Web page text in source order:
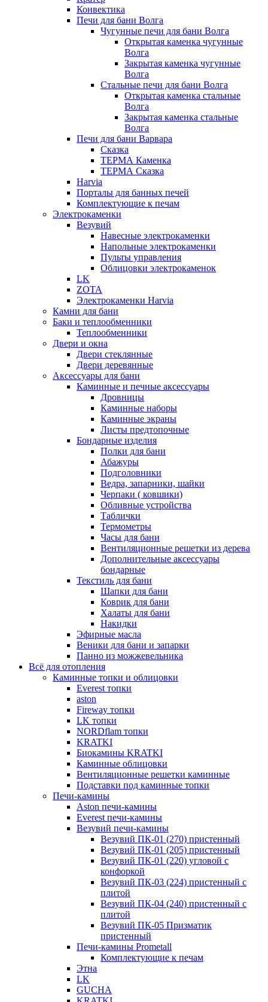
Конвектика
Печи для бани Волга
Чугунные печи для бани Волга
Открытая каменка чугунные
Волга
Закрытая каменка чугунные
Волга
Стальные печи для бани Волга
Открытая каменка стальные
Волга
Закрытая каменка стальные
Волга
Печи для бани Варвара
Сказка
ТЕРМА Каменка
ТЕРМА Сказка
Harvia
Порталы для банных печей
Комплектующие к печам
Электрокаменки
Везувий
Навесные электрокаменки
Напольные электрокаменки
Пульты управления
Облицовки электрокаменок
LK
ZOTA
Электрокаменки Harvia
Камни для бани
Баки и теплообменники
Теплообменники
Двери и окна
Двери стеклянные
Двери деревянные
Аксессуары для бани
Каминные и печные аксессуары
Дровницы
Каминные наборы
Каминные экраны
Листы предтопочные
Бондарные изделия
Полки для бани
Абажуры
Подголовники
Ведра, запарники, шайки
Черпаки ( ковшики)
Обливные устройства
Таблички
Термометры
Часы для бани
Вентиляционные решетки из дерева
Дополнительные аксессуары
бондарные
Текстиль для бани
Шапки для бани
Коврик для бани
Халаты для бани
Накидки
Эфирные масла
Веники для бани и запарки
Панно из можжевельника
Всё для отопления
Каминные топки и облицовки
Everest топки
aston
Fireway топки
LK топки
NORDflam топки
KRATKI
Биокамины KRATKI
Каминные облицовки
Вентиляционные решетки каминные
Подставки под каминные топки
Печи-камины
Aston печи-камины
Everest печи-камины
Везувий печи-камины
Везувий ПК-01 (270) пристенный
Везувий ПК-01 (205) пристенный
Везувий ПК-01 (220) угловой с
конфоркой
Везувий ПК-03 (224) пристенный с
плитой
Везувий ПК-04 (240) пристенный с
плитой
Везувий ПК-05 Призматик
пристенный
Печи-камины Prometall
Комплектующие к печам
Этна
LK
GUCHA